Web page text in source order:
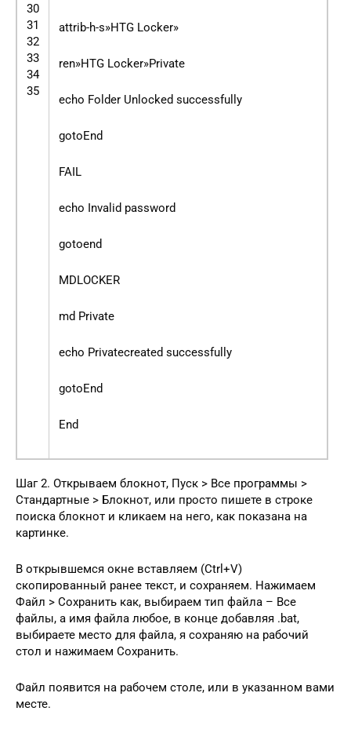
30
31
32
33
34
35
attrib-h-s»HTG Locker»
ren»HTG Locker»Private
echo Folder Unlocked successfully
gotoEnd
FAIL
echo Invalid password
gotoend
MDLOCKER
md Private
echo Privatecreated successfully
gotoEnd
End
Шаг 2. Открываем блокнот, Пуск > Все программы >
Стандартные > Блокнот, или просто пишете в строке
поиска блокнот и кликаем на него, как показана на
картинке.
В открывшемся окне вставляем (Ctrl+V)
скопированный ранее текст, и сохраняем. Нажимаем
Файл > Сохранить как, выбираем тип файла – Все
файлы, а имя файла любое, в конце добавляя .bat,
выбираете место для файла, я сохраняю на рабочий
стол и нажимаем Сохранить.
Файл появится на рабочем столе, или в указанном вами
месте.